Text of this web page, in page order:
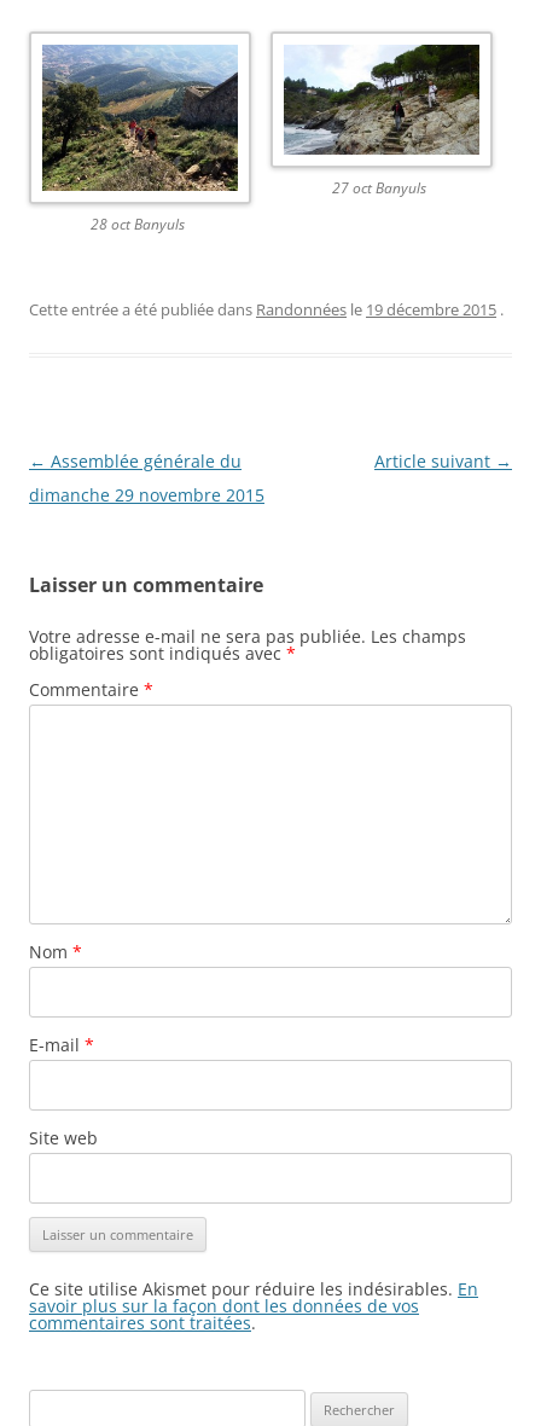
28 oct Banyuls
27 oct Banyuls
Cette entrée a été publiée dans Randonnées le 19 décembre 2015 .
Navigation
des
← Assemblée générale du
dimanche 29 novembre 2015
Article suivant →
Laisser un commentaire
Votre adresse e-mail ne sera pas publiée. Les champs
obligatoires sont indiqués avec *
Commentaire *
Nom *
E-mail *
Site web
Ce site utilise Akismet pour réduire les indésirables. En
savoir plus sur la façon dont les données de vos
commentaires sont traitées.